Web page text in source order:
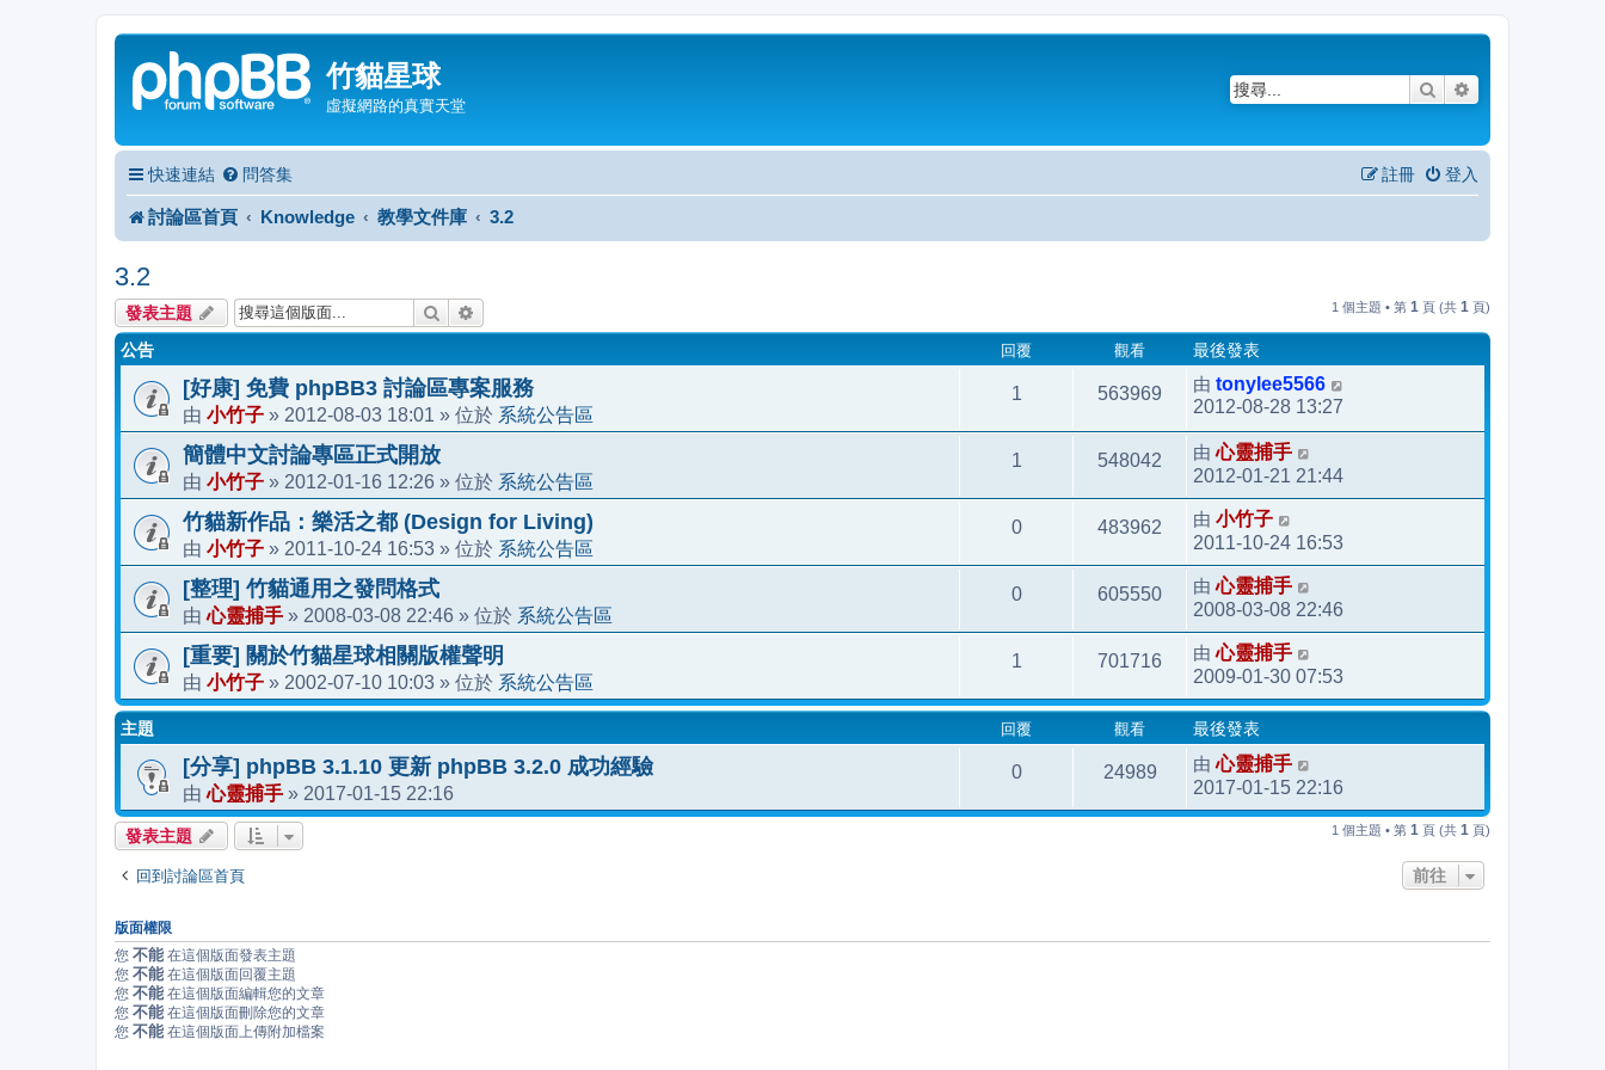
竹貓星球
虛擬網路的真實天堂
搜尋
快速連結 問答集 登入
註冊
討論區首頁 Knowledge 教學文件庫 3.2
3.2
發表主題 搜尋 1 個主題 • 第 1 頁 (共 1 頁)
公告 回覆 觀看 最後發表
[好康] 免費 phpBB3 討論區專案服務
由 小竹子 » 2012-08-03 18:01 » 位於 系統公告區
1 563969 由 tonylee5566
2012-08-28 13:27
簡體中文討論專區正式開放
由 小竹子 » 2012-01-16 12:26 » 位於 系統公告區
1 548042 由心靈捕手
2012-01-21 21:44
竹貓新作品：樂活之都 (Design for Living)
由 小竹子 » 2011-10-24 16:53 » 位於 系統公告區
0 483962 由 小竹子
2011-10-24 16:53
[整理] 竹貓通用之發問格式
由心靈捕手 » 2008-03-08 22:46 » 位於 系統公告區
0 605550 由心靈捕手
2008-03-08 22:46
[重要] 關於竹貓星球相關版權聲明
由 小竹子 » 2002-07-10 10:03 » 位於 系統公告區
1 701716 由心靈捕手
2009-01-30 07:53
主題 回覆 觀看 最後發表
[分享] phpBB 3.1.10 更新 phpBB 3.2.0 成功經驗
由心靈捕手 » 2017-01-15 22:16
0 24989 由心靈捕手
2017-01-15 22:16
發表主題 1 個主題 • 第 1 頁 (共 1 頁)
回到討論區首頁 前往
版面權限
您 不能 在這個版面發表主題
您 不能 在這個版面回覆主題
您 不能 在這個版面編輯您的文章
您 不能 在這個版面刪除您的文章
您 不能 在這個版面上傳附加檔案